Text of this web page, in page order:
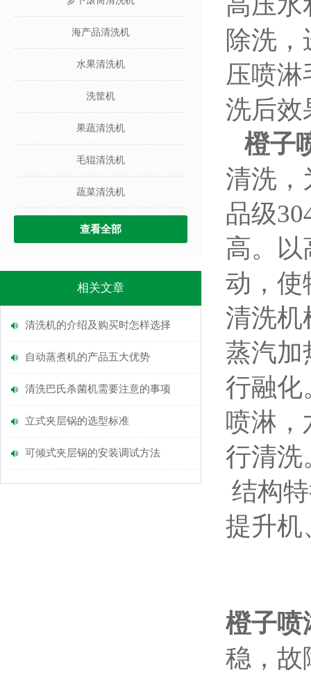
海产品清洗机
水果清洗机
洗筐机
果蔬清洗机
毛辊清洗机
蔬菜清洗机
查看全部
相关文章
清洗机的介绍及购买时怎样选择
自动蒸煮机的产品五大优势
清洗巴氏杀菌机需要注意的事项
立式夹层锅的选型标准
可倾式夹层锅的安装调试方法
除洗
压喷
洗后效
橙子
清洗，
品级
高。以
动，使
清洗机
蒸汽加
行融化
喷淋，
行清洗
结构
提升机
橙子喷
稳，故